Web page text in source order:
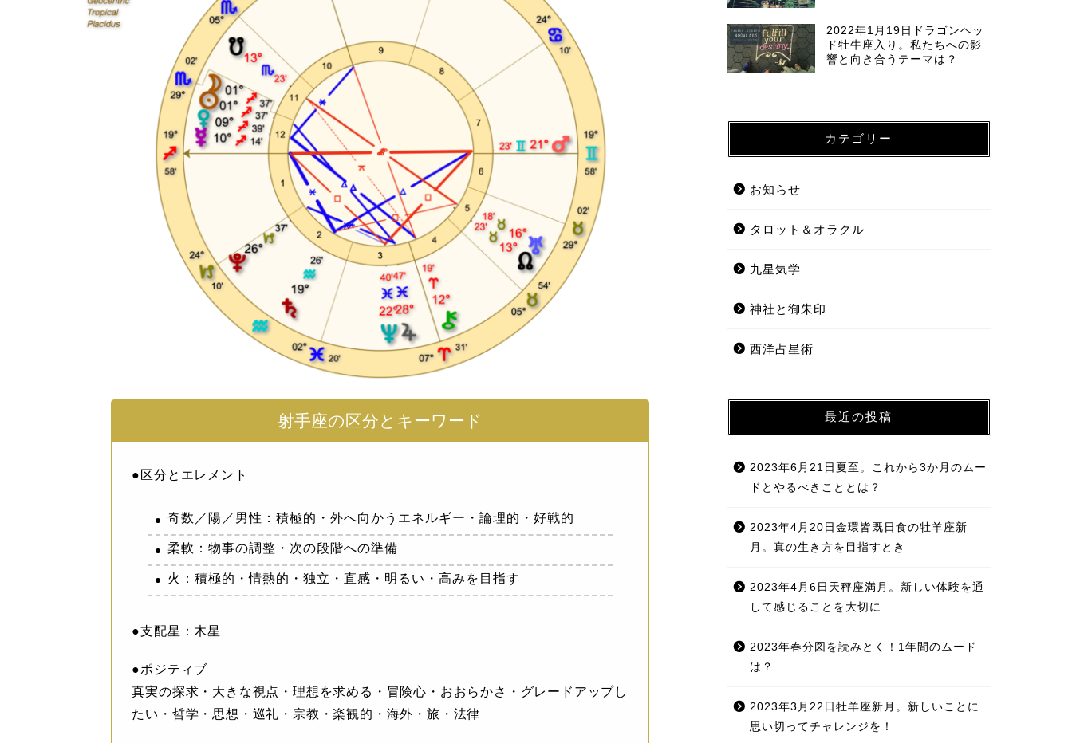
射手座の区分とキーワード
●区分とエレメント
奇数／陽／男性：積極的・外へ向かうエネルギー・論理的・好戦的
柔軟：物事の調整・次の段階への準備
火：積極的・情熱的・独立・直感・明るい・高みを目指す
●支配星：木星
●ポジティブ
真実の探求・大きな視点・理想を求める・冒険心・おおらかさ・グレードアップし
たい・哲学・思想・巡礼・宗教・楽観的・海外・旅・法律
2022年1月19日ドラゴンヘッ
ド牡牛座入り。私たちへの影
響と向き合うテーマは？
カテゴリー
お知らせ
タロット＆オラクル
九星気学
神社と御朱印
西洋占星術
最近の投稿
2023年6月21日夏至。これから3か月のムー
ドとやるべきこととは？
2023年4月20日金環皆既日食の牡羊座新
月。真の生き方を目指すとき
2023年4月6日天秤座満月。新しい体験を通
して感じることを大切に
2023年春分図を読みとく！1年間のムード
は？
2023年3月22日牡羊座新月。新しいことに
思い切ってチャレンジを！